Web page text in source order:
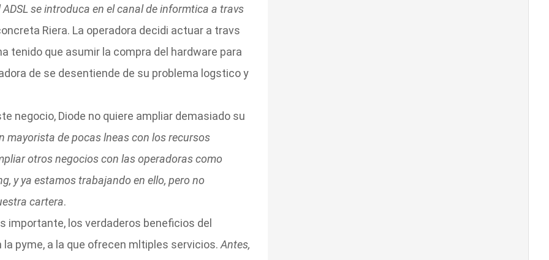
se introduca en el canal de informtica a travs
Riera. La operadora decidi actuar a travs
tenido que asumir la compra del hardware para
de se desentiende de su problema logstico y
negocio, Diode no quiere ampliar demasiado su
mayorista de pocas lneas con los recursos
otros negocios con las operadoras como
y ya estamos trabajando en ello, pero no
cartera.
importante, los verdaderos beneficios del
pyme, a la que ofrecen mltiples servicios. Antes,